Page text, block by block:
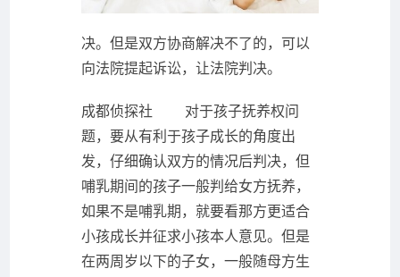
决。但是双方协商解决不了的，可以
向法院提起诉讼，让法院判决。
成都侦探社 对于孩子抚养权问
题，要从有利于孩子成长的角度出
发，仔细确认双方的情况后判决，但
哺乳期间的孩子一般判给女方抚养，
如果不是哺乳期，就要看那方更适合
小孩成长并征求小孩本人意见。但是
在两周岁以下的子女，一般随母方生